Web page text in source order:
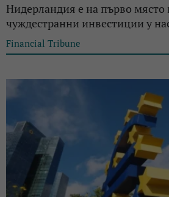
Нидерландия е на първо място
чуждестранни инвестиции у
Financial Tribune